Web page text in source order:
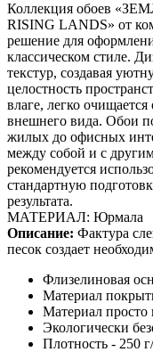
Коллекция обоев
RISING LANDS» от
решение для
классическом стиле.
текстур, создавая
целостность
влаге, легко
внешнего вида. Обои
жилых до офисных
между собой и с
рекомендуется
стандартную
результата.
МАТЕРИАЛ: Юрмала
Описание: Фактура
песок создает
Флизелиновая
Материал
Материал просто
Экологически
Плотность - 250